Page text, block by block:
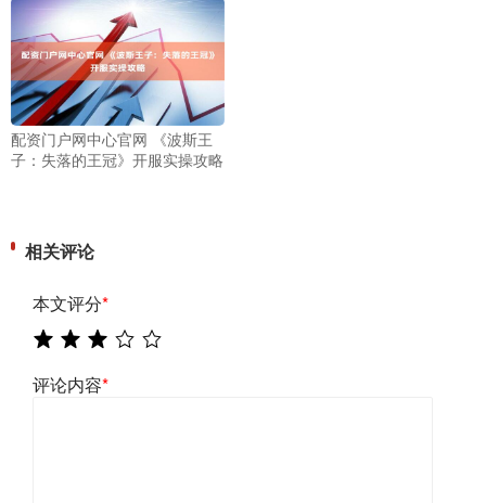
配资门户网中心官网 《波斯王
子：失落的王冠》开服实操攻略
相关评论
本文评分*
评论内容*